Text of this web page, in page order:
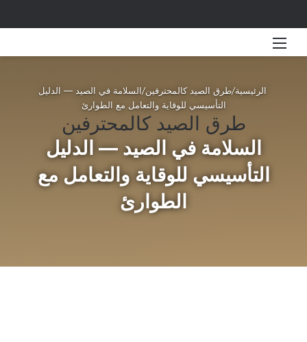
الرئيسية/طرق الصيد كالمحترفين/السلامة في الصيد — الدليل
التأسيسي للوقاية والتعامل مع الطوارئ
طرق الصيد كالمحترفين
السلامة في الصيد — الدليل
التأسيسي للوقاية والتعامل مع
الطوارئ